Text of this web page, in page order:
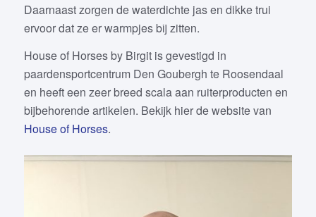
Daarnaast zorgen de waterdichte jas en dikke trui
ervoor dat ze er warmpjes bij zitten.
House of Horses by Birgit is gevestigd in
paardensportcentrum Den Goubergh te Roosendaal
en heeft een zeer breed scala aan ruiterproducten en
bijbehorende artikelen. Bekijk hier de website van
House of Horses.